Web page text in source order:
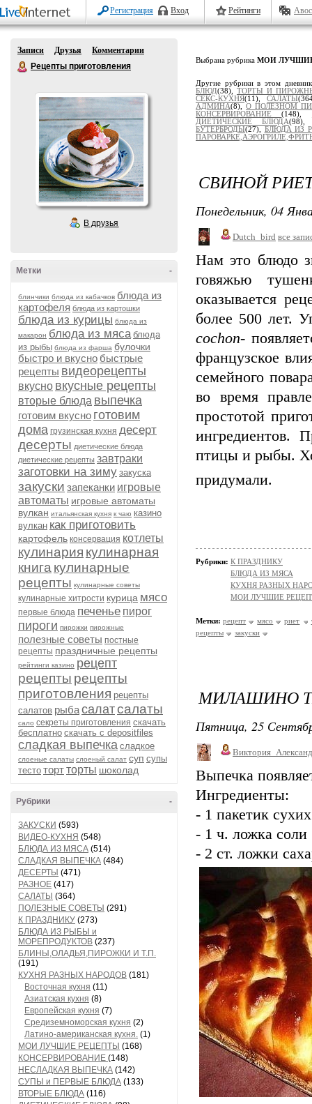
Регистрация Вход Рейтинги
Записи Друзья
Комментарии
Рецепты приготовления
В друзья
-
Метки
блинчики блюда из кабачков блюда из
картофеля блюда из картошки
блюда из курицы блюда из
макарон блюда из мяса блюда
из рыбы блюда из фарша булочки
быстро и вкусно быстрые
рецепты видеорецепты
вкусно вкусные рецепты
вторые блюда выпечка
готовим вкусно готовим
дома грузинская кухня десерт
десерты диетические блюда
диетические рецепты завтраки
заготовки на зиму закуска
закуски запеканки игровые
автоматы игровые автоматы
вулкан итальянская кухня к чаю казино
вулкан как приготовить
картофель консервация котлеты
кулинария кулинарная
книга кулинарные
рецепты кулинарные советы
кулинарные хитрости курица мясо
первые блюда печенье пирог
пироги пирожки пирожные
полезные советы постные
рецепты праздничные рецепты
рейтинги казино рецепт
рецепты рецепты
приготовления рецепты
салатов рыбасалатсалаты
сало секреты приготовления скачать
бесплатно скачать с depositfiles
сладкая выпечка сладкое
слоеные салаты слоеный салат суп супы
тесто тортторты шоколад
-
Рубрики
ЗАКУСКИ (593)
ВИДЕО-КУХНЯ (548)
БЛЮДА ИЗ МЯСА (514)
СЛАДКАЯ ВЫПЕЧКА (484)
ДЕСЕРТЫ (471)
РАЗНОЕ (417)
САЛАТЫ (364)
ПОЛЕЗНЫЕ СОВЕТЫ (291)
К ПРАЗДНИКУ (273)
БЛЮДА ИЗ РЫБЫ и
МОРЕПРОДУКТОВ (237)
БЛИНЫ,ОЛАДЬЯ,ПИРОЖКИ И Т.П.
(191)
КУХНЯ РАЗНЫХ НАРОДОВ (181)
Восточная кухня (11)
Азиатская кухня (8)
Европейская кухня (7)
Средиземноморская кухня (2)
Латино-американская кухня. (1)
МОИ ЛУЧШИЕ РЕЦЕПТЫ (168)
КОНСЕРВИРОВАНИЕ (148)
НЕСЛАДКАЯ ВЫПЕЧКА (142)
СУПЫ и ПЕРВЫЕ БЛЮДА (133)
ВТОРЫЕ БЛЮДА (116)
Выбрана рубрика МОИ
Другие рубрики в этом
БЛЮД(38), ТОРТЫ И
СЕКС-КУХНЯ(11),САЛАТЫ
АДМИНА(8),О ПОЛЕЗНОМ
КОНСЕРВИРОВАНИЕ(148),
ДИЕТИЧЕСКИЕ БЛЮДА
БУТЕРБРОДЫ(27), БЛЮДА ИЗ
СВИНОЙ
Понедельник, 04
Dutch_bird все
Нам это блюдо
говяжью
оказывается
более 500 лет.
cochon-
французское
семейного
во время
простотой
ингредиентов.
птицы и рыбы.
придумали.
Рубрики: К ПРАЗДНИКУ
БЛЮДА ИЗ МЯСА
КУХНЯ РАЗНЫХ
МОИ ЛУЧШИЕ
Метки: рецепт мясо риет
рецепты
закуски
МИЛАШИНО
Пятница, 25
Выпечка
Ингредиенты:
- 1 пакетик
- 1 ч. ложка соли
- 2 ст. ложки